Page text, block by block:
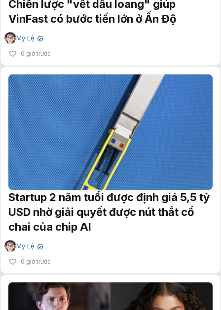
Chiến lược "vết dầu loang" giúp
VinFast có bước tiến lớn ở Ấn Độ
Mỹ Lệ ✔
6 giờ trước
Startup 2 năm tuổi được định giá 5,5 tỷ
USD nhờ giải quyết được nút thắt cổ
chai của chip AI
Mỹ Lệ ✔
6 giờ trước